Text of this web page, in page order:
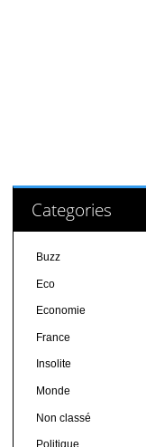
Categories
Buzz
Eco
Economie
France
Insolite
Monde
Non classé
Politique